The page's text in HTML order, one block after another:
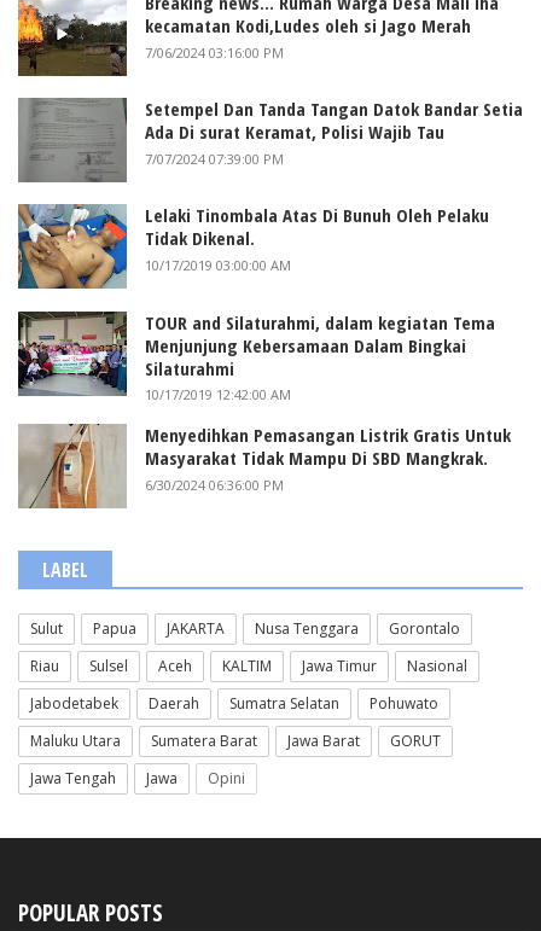
kecamatan Kodi,Ludes oleh si Jago Merah
7/06/2024 03:16:00 PM
Setempel Dan Tanda Tangan Datok Bandar Setia
Ada Di surat Keramat, Polisi Wajib Tau
7/07/2024 07:39:00 PM
Lelaki Tinombala Atas Di Bunuh Oleh Pelaku
Tidak Dikenal.
10/17/2019 03:00:00 AM
TOUR and Silaturahmi, dalam kegiatan Tema
Menjunjung Kebersamaan Dalam Bingkai
Silaturahmi
10/17/2019 12:42:00 AM
Menyedihkan Pemasangan Listrik Gratis Untuk
Masyarakat Tidak Mampu Di SBD Mangkrak.
6/30/2024 06:36:00 PM
LABEL
Sulut Papua JAKARTA Nusa Tenggara
Gorontalo
Riau
Sulsel Aceh KALTIM Jawa Timur
Nasional
Jabodetabek
Daerah Sumatra Selatan
Pohuwato
Maluku Utara
Sumatera Barat Jawa Barat
GORUT
Jawa Tengah
Jawa Opini
POPULAR POSTS